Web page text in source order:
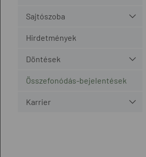
Sajtószoba
Hirdetmények
Döntések
Összefonódás-bejelentések
Karrier